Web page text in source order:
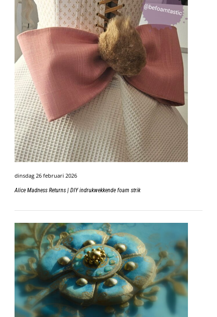
dinsdag 26 februari 2026
Alice Madness Returns | DIY indrukwekkende foam strik